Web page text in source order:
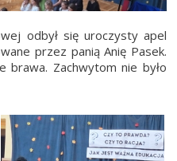
odbył się uroczysty apel
przez panią Anię Pasek.
brawa. Zachwytom nie było